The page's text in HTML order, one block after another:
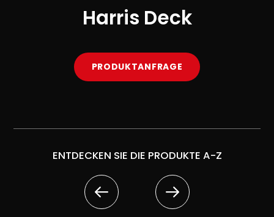
Harris Deck
PRODUKTANFRAGE
ENTDECKEN SIE DIE PRODUKTE A-Z